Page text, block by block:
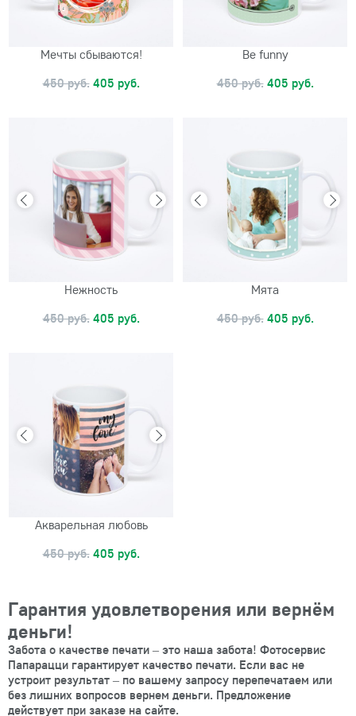
Мечты сбываются!
450 руб. 405 руб.
Be funny
450 руб. 405 руб.
Нежность
450 руб. 405 руб.
Мята
450 руб. 405 руб.
Акварельная любовь
450 руб. 405 руб.
Гарантия удовлетворения или вернём
деньги!
Забота о качестве печати – это наша забота! Фотосервис
Папарацци гарантирует качество печати. Если вас не
устроит результат – по вашему запросу перепечатаем или
без лишних вопросов вернем деньги. Предложение
действует при заказе на сайте.